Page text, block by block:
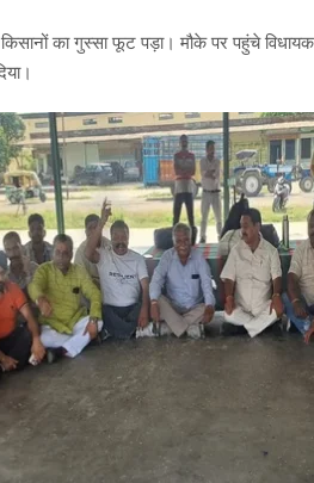
का गुस्सा फूट पड़ा। मौके पर पहुंचे